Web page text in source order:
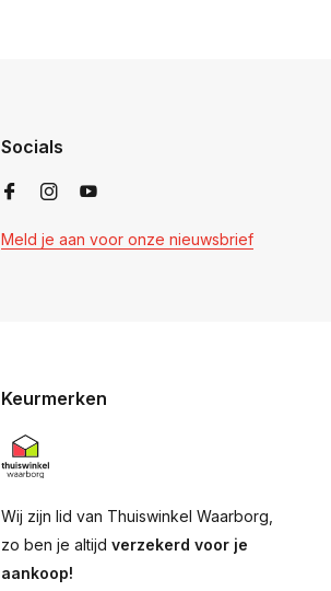
Socials
Meld je aan voor onze nieuwsbrief
Keurmerken
Wij zijn lid van Thuiswinkel Waarborg,
zo ben je altijd verzekerd voor je
aankoop!